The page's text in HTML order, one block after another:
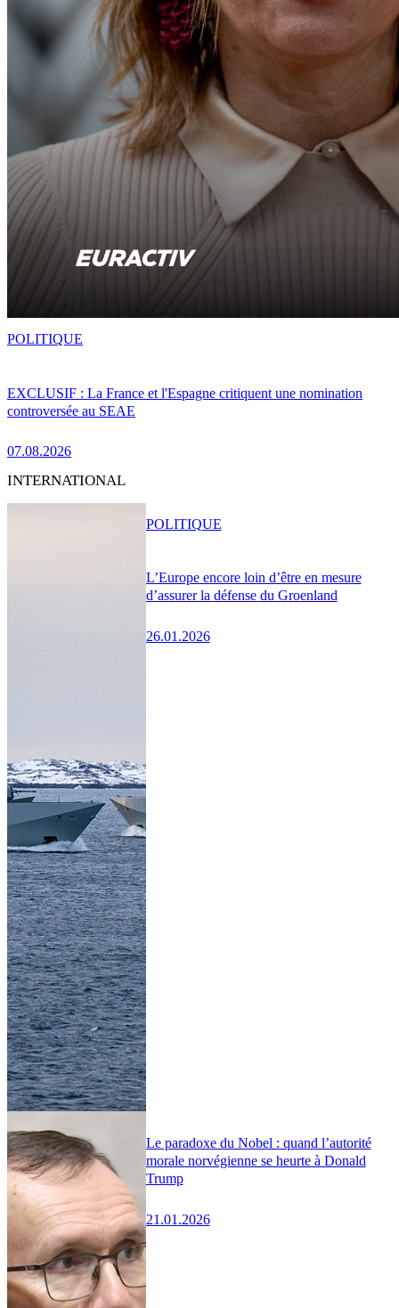
EXCLUSIF : La France et l'Espagne critiquent une nomination
controversée au SEAE
07.08.2026
POLITIQUE
INTERNATIONAL
L’Europe encore loin d’être en mesure
d’assurer la défense du Groenland
26.01.2026
POLITIQUE
Le paradoxe du Nobel : quand l’autorité
morale norvégienne se heurte à Donald
Trump
21.01.2026